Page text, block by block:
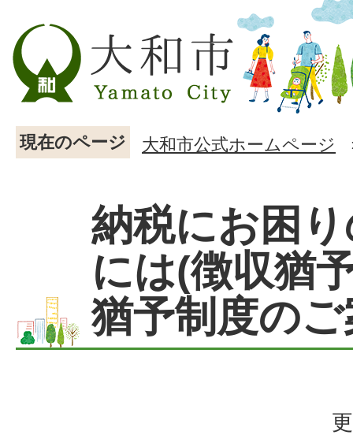
現在のページ 大和市公式ホームページ
納税にお困
には(徴収猶
猶予制度の